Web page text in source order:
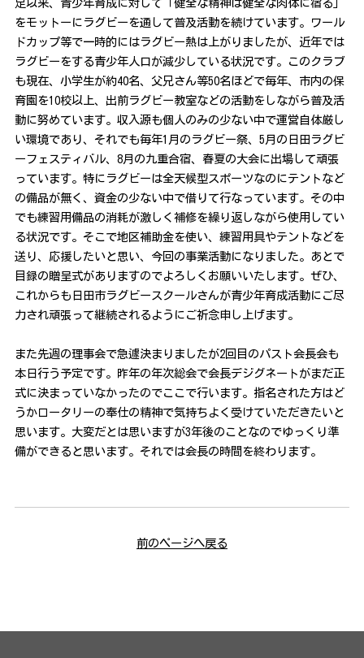
足以来、青少年育成に対して「健全な精神は健全な肉体に宿る」
をモットーにラグビーを通して普及活動を続けています。ワール
ドカップ等で一時的にはラグビー熱は上がりましたが、近年では
ラグビーをする青少年人口が減少している状況です。このクラブ
も現在、小学生が約40名、父兄さん等50名ほどで毎年、市内の保
育園を10校以上、出前ラグビー教室などの活動をしながら普及活
動に努めています。収入源も個人のみの少ない中で運営自体厳し
い環境であり、それでも毎年1月のラグビー祭、5月の日田ラグビ
ーフェスティバル、8月の九重合宿、春夏の大会に出場して頑張
っています。特にラグビーは全天候型スポーツなのにテントなど
の備品が無く、資金の少ない中で借りて行なっています。その中
でも練習用備品の消耗が激しく補修を繰り返しながら使用してい
る状況です。そこで地区補助金を使い、練習用具やテントなどを
送り、応援したいと思い、今回の事業活動になりました。あとで
目録の贈呈式がありますのでよろしくお願いいたします。ぜひ、
これからも日田市ラグビースクールさんが青少年育成活動にご尽
力され頑張って継続されるようにご祈念申し上げます。
また先週の理事会で急遽決まりましたが2回目のパスト会長会も
本日行う予定です。昨年の年次総会で会長デジグネートがまだ正
式に決まっていなかったのでここで行います。指名された方はど
うかロータリーの奉仕の精神で気持ちよく受けていただきたいと
思います。大変だとは思いますが3年後のことなのでゆっくり準
備ができると思います。それでは会長の時間を終わります。
前のページへ戻る